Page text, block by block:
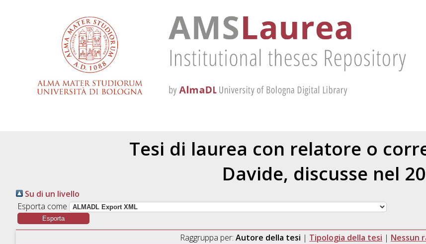
Tesi di laurea con relatore o
Davide, discusse nel
Su di un livello
Esporta come
Raggruppa per: Autore della tesi | Tipologia della tesi | Nessun